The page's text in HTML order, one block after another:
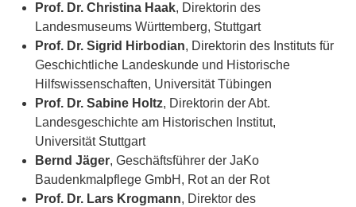
Prof. Dr. Christina Haak, Direktorin des
Landesmuseums Württemberg, Stuttgart
Prof. Dr. Sigrid Hirbodian, Direktorin des Instituts für
Geschichtliche Landeskunde und Historische
Hilfswissenschaften, Universität Tübingen
Prof. Dr. Sabine Holtz, Direktorin der Abt.
Landesgeschichte am Historischen Institut,
Universität Stuttgart
Bernd Jäger, Geschäftsführer der JaKo
Baudenkmalpflege GmbH, Rot an der Rot
Prof. Dr. Lars Krogmann, Direktor des